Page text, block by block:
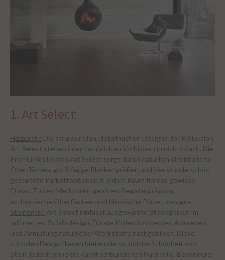
1. Art Select:
Holzoptik: Die strukturellen, detailreichen Designs der Kollektion
Art Select stehen ihren natürlichen Vorbildern in nichts nach. Die
Premiumkollektion Art Select sorgt durch natürlich strukturierte
Oberflächen, großzügige Plankengrößen und vier wunderschön
gestaltete Parkettoptionen in jedem Raum für das gewisse
Etwas. Zu den Merkmalen gehören Registerprägung,
authentische Oberflächen und klassische Parkettdesigns.
Steinoptik: Art Select umfasst ausgewählte Steinoptiken im
raffinierten Zufallsdesign. Für die Kollektion werden Aussehen
und Anmutung natürlicher Werkstoffe nachgebildet. Diese
stilvollen Designfliesen bieten die natürliche Schönheit von
Stein, jedoch ohne die damit verbundenen Nachteile. Besondere